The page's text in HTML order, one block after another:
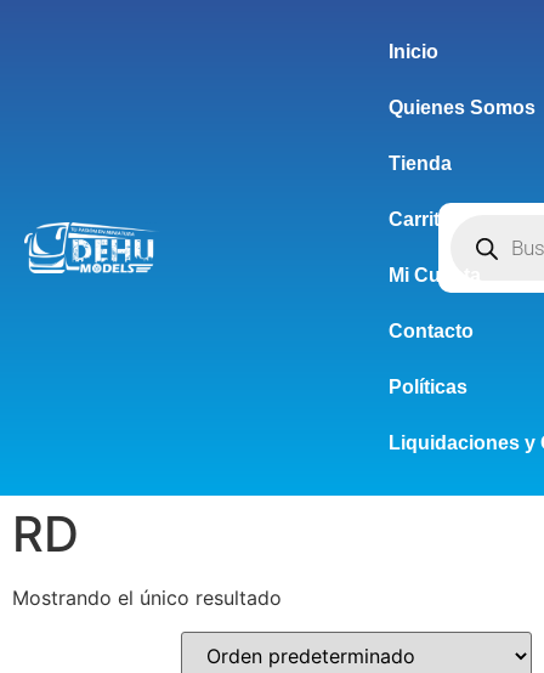
Inicio
Quienes Somos
Tienda
Carrito
Mi Cuenta
Contacto
Políticas
Liquidaciones y
RD
Mostrando el único resultado